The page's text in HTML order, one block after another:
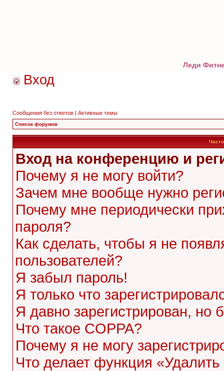
Леди
Вход
Сообщения без ответов | Активные темы
Список форумов
Вход на конференцию и
Почему я не могу войти?
Зачем мне вообще нужно
Почему мне периодически
пароля?
Как сделать, чтобы я не
пользователей?
Я забыл пароль!
Я только что
Я давно зарегистрирован, но
Что такое COPPA?
Почему я не могу
Что делает функция